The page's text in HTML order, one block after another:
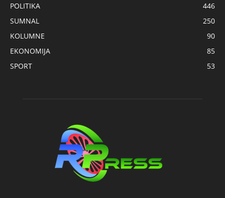
POLITIKA
446
SUMNAL
250
KOLUMNE
90
EKONOMIJA
85
SPORT
53